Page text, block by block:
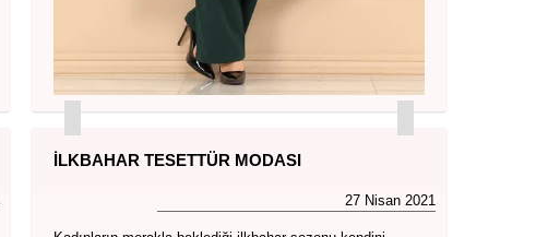
İLKBAHAR TESETTÜR MODASI
27 Nisan 2021